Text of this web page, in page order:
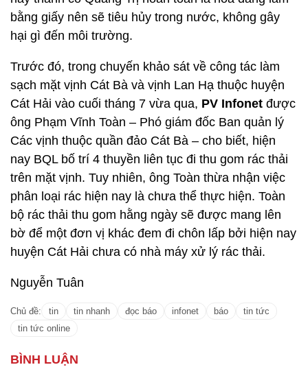
bằng giấy nên sẽ tiêu hủy trong nước, không gây
hại gì đến môi trường.
Trước đó, trong chuyến khảo sát về công tác làm
sạch mặt vịnh Cát Bà và vịnh Lan Hạ thuộc huyện
Cát Hải vào cuối tháng 7 vừa qua, PV Infonet được
ông Phạm Vĩnh Toàn – Phó giám đốc Ban quản lý
Các vịnh thuộc quần đảo Cát Bà – cho biết, hiện
nay BQL bố trí 4 thuyền liên tục đi thu gom rác thải
trên mặt vịnh. Tuy nhiên, ông Toàn thừa nhận việc
phân loại rác hiện nay là chưa thể thực hiện. Toàn
bộ rác thải thu gom hằng ngày sẽ được mang lên
bờ để một đơn vị khác đem đi chôn lấp bởi hiện nay
huyện Cát Hải chưa có nhà máy xử lý rác thải.
Nguyễn Tuân
Chủ đề: tin tin nhanh đọc báo infonet báo
tin tức
tin tức online